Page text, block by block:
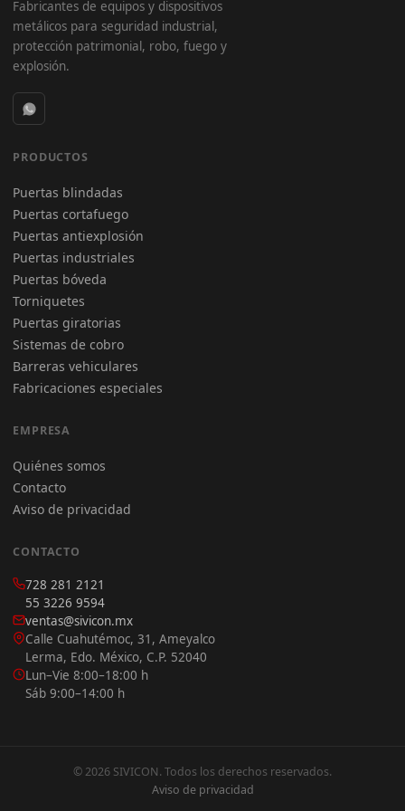
Fabricantes de equipos y dispositivos
metálicos para seguridad industrial,
protección patrimonial, robo, fuego y
explosión.
PRODUCTOS
Puertas blindadas
Puertas cortafuego
Puertas antiexplosión
Puertas industriales
Puertas bóveda
Torniquetes
Puertas giratorias
Sistemas de cobro
Barreras vehiculares
Fabricaciones especiales
EMPRESA
Quiénes somos
Contacto
Aviso de privacidad
CONTACTO
728 281 2121
55 3226 9594
ventas@sivicon.mx
Calle Cuahutémoc, 31, Ameyalco
Lerma, Edo. México, C.P. 52040
Lun–Vie 8:00–18:00 h
Sáb 9:00–14:00 h
© 2026 SIVICON. Todos los derechos reservados.
Aviso de privacidad